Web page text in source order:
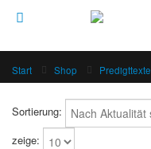
Start Shop Predigttexte
Sortierung:
zeige: